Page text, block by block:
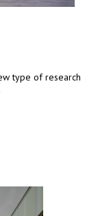
type of research